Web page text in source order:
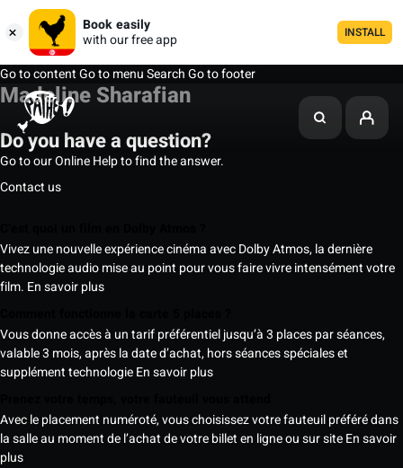
Book easily
with our free app
INSTALL
Go to contentGo to menuSearchGo to footer
Madeline Sharafian
Do you have a question?
Go to our Online Help to find the answer.
Contact us
Vivez une nouvelle expérience cinéma avec Dolby Atmos, la dernière
technologie audio mise au point pour vous faire vivre intensément votre
film. En savoir plus
Vous donne accès à un tarif préférentiel jusqu’à 3 places par séances,
valable 3 mois, après la date d’achat, hors séances spéciales et
supplément technologieEn savoir plus
Avec le placement numéroté, vous choisissez votre fauteuil préféré dans
la salle au moment de l’achat de votre billet en ligne ou sur siteEn savoir
plus